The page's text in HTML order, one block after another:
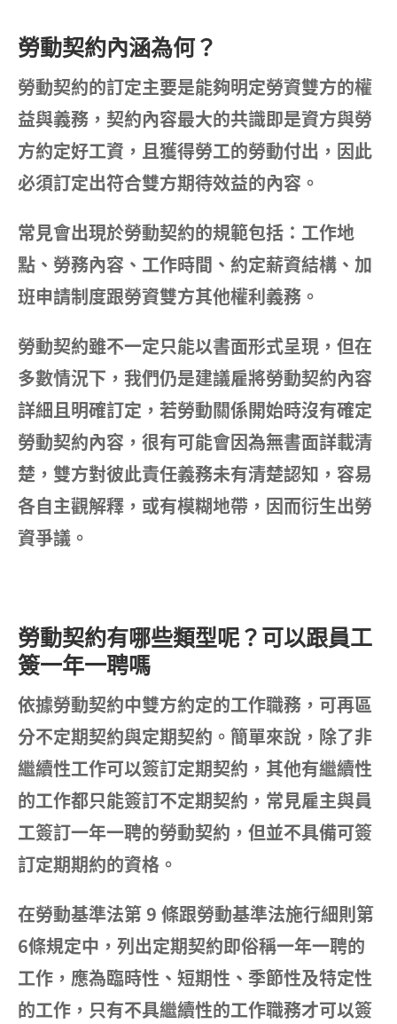
勞動契約內涵為何？
勞動契約的訂定主要是能夠明定勞資雙方的權
益與義務，契約內容最大的共識即是資方與勞
方約定好工資，且獲得勞工的勞動付出，因此
必須訂定出符合雙方期待效益的內容。
常見會出現於勞動契約的規範包括：工作地
點、勞務內容、工作時間、約定薪資結構、加
班申請制度跟勞資雙方其他權利義務。
勞動契約雖不一定只能以書面形式呈現，但在
多數情況下，我們仍是建議雇將勞動契約內容
詳細且明確訂定，若勞動關係開始時沒有確定
勞動契約內容，很有可能會因為無書面詳載清
楚，雙方對彼此責任義務未有清楚認知，容易
各自主觀解釋，或有模糊地帶，因而衍生出勞
資爭議。
勞動契約有哪些類型呢？ 可以跟員工
簽一年一聘嗎
依據勞動契約中雙方約定的工作職務，可再區
分不定期契約與定期契約。簡單來說，除了非
繼續性工作可以簽訂定期契約，其他有繼續性
的工作都只能簽訂不定期契約，常見雇主與員
工簽訂一年一聘的勞動契約，但並不具備可簽
訂定期期約的資格。
在勞動基準法第 9 條跟勞動基準法施行細則第
6條規定中，列出定期契約即俗稱一年一聘的
工作，應為臨時性、短期性、季節性及特定性
的工作，只有不具繼續性的工作職務才可以簽